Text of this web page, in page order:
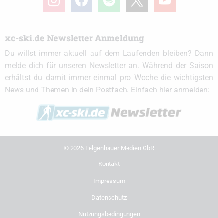
xc-ski.de Newsletter Anmeldung
Du willst immer aktuell auf dem Laufenden bleiben? Dann
melde dich für unseren Newsletter an. Während der Saison
erhältst du damit immer einmal pro Woche die wichtigsten
News und Themen in dein Postfach. Einfach hier anmelden:
© 2026 Felgenhauer Medien GbR
Kontakt
Impressum
Datenschutz
Nutzungsbedingungen